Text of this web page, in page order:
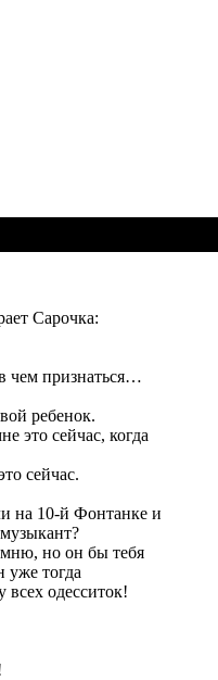
Сарочка:
чем признаться…
ребенок.
это сейчас, когда
сейчас.
10-й Фонтанке и
но он бы тебя
уже тогда
всех одесситок!